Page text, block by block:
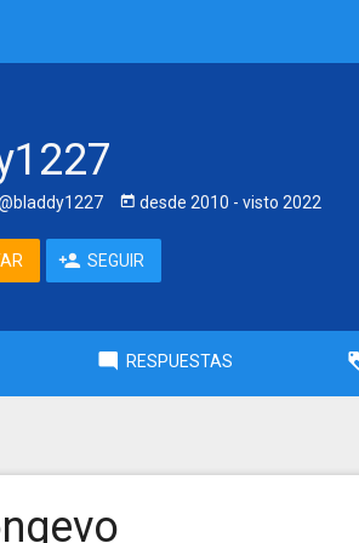
desde 2010 - visto 2022
SEGUIR
RESPUESTAS